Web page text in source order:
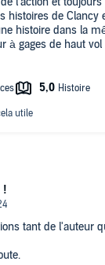
histoires de Clancy
histoire dans la
à gages de haut
gogo et très bien
adaptation
tant de l'auteur
!